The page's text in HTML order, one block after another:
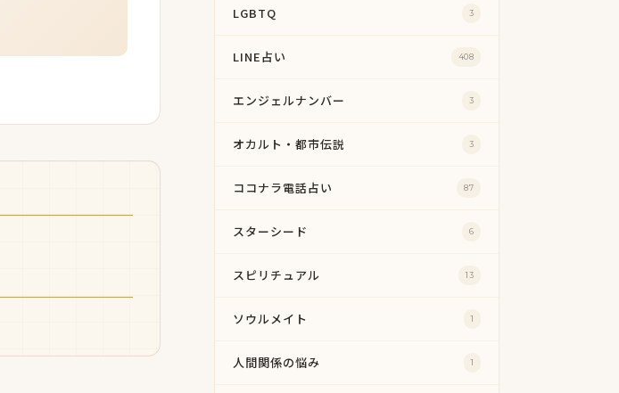
LGBTQ 3
LINE占い 408
エンジェルナンバー 3
オカルト・都市伝説 3
ココナラ電話占い 87
スターシード 6
スピリチュアル 13
ソウルメイト 1
人間関係の悩み 1